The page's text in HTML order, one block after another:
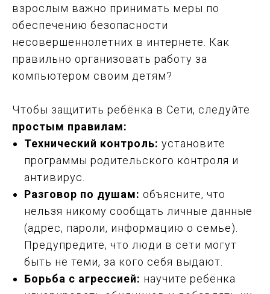
взрослым важно принимать меры по
обеспечению безопасности
несовершеннолетних в интернете. Как
правильно организовать работу за
компьютером своим детям?
Чтобы защитить ребёнка в Сети, следуйте
простым правилам:
Технический контроль: установите
программы родительского контроля и
антивирус.
Разговор по душам: объясните, что
нельзя никому сообщать личные данные
(адрес, пароли, информацию о семье).
Предупредите, что люди в сети могут
быть не теми, за кого себя выдают.
Борьба с агрессией: научите ребёнка